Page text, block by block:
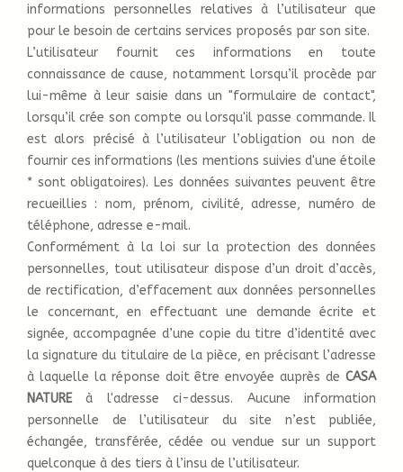
informations personnelles relatives à l’utilisateur que
pour le besoin de certains services proposés par son site.
L’utilisateur fournit ces informations en toute
connaissance de cause, notamment lorsqu’il procède par
lui-même à leur saisie dans un "formulaire de contact",
lorsqu’il crée son compte ou lorsqu'il passe commande. Il
est alors précisé à l’utilisateur l’obligation ou non de
fournir ces informations (les mentions suivies d'une étoile
* sont obligatoires). Les données suivantes peuvent être
recueillies : nom, prénom, civilité, adresse, numéro de
téléphone, adresse e-mail.
Conformément à la loi sur la protection des données
personnelles, tout utilisateur dispose d’un droit d’accès,
de rectification, d’effacement aux données personnelles
le concernant, en effectuant une demande écrite et
signée, accompagnée d’une copie du titre d’identité avec
la signature du titulaire de la pièce, en précisant l’adresse
à laquelle la réponse doit être envoyée auprès de CASA
NATUREà l'adresse ci-dessus. Aucune information
personnelle de l’utilisateur du site n’est publiée,
échangée, transférée, cédée ou vendue sur un support
quelconque à des tiers à l’insu de l’utilisateur.